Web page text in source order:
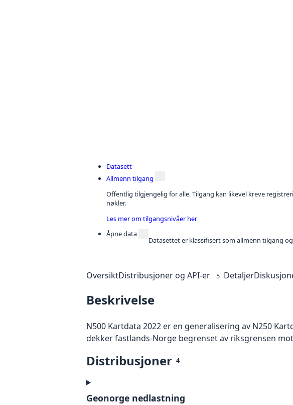
Datasett
Allmenn tilgang
Offentlig tilgjengelig for alle. Tilgang kan likevel kreve
nøkler.
Les mer om tilgangsnivåer her
Åpne data
Datasettet er klassifisert som allmenn tilgang
OversiktDistribusjoner og API-er 5 Detaljer
Beskrivelse
N500 Kartdata 2022 er en generalisering av N250
dekker fastlands-Norge begrenset av riksgrensen
Distribusjoner 4
Geonorge nedlastning